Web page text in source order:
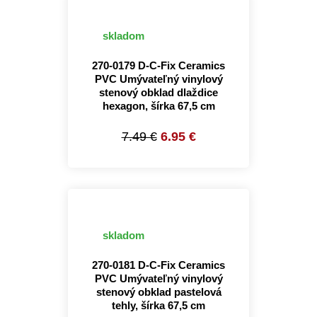
skladom
270-0179 D-C-Fix Ceramics
PVC Umývateľný vinylový
stenový obklad dlaždice
hexagon, šírka 67,5 cm
7.49 € 6.95 €
skladom
270-0181 D-C-Fix Ceramics
PVC Umývateľný vinylový
stenový obklad pastelová
tehly, šírka 67,5 cm